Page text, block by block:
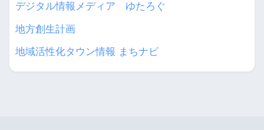
デジタル情報メディア ゆたろぐ
地方創生計画
地域活性化タウン情報 まちナビ